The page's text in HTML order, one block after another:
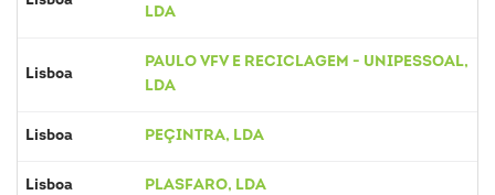
LDA
Lisboa
PAULO VFV E RECICLAGEM - UNIPESSOAL,
LDA
Lisboa PEÇINTRA, LDA
Lisboa PLASFARO, LDA